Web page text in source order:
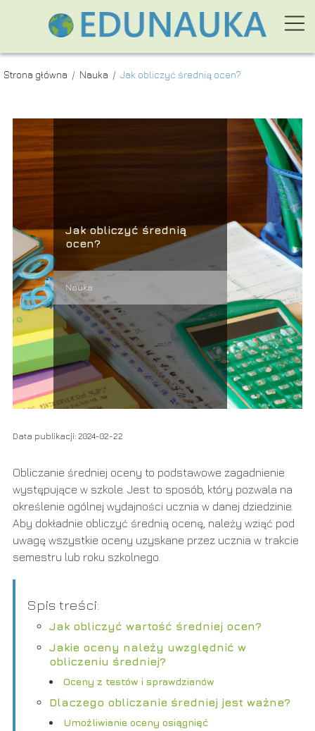
Strona główna / Nauka / Jak obliczyć średnią ocen?
Jak obliczyć średnią
ocen?
Nauka
Data publikacji: 2024-02-22
Obliczanie średniej oceny to podstawowe zagadnienie
występujące w szkole. Jest to sposób, który pozwala na
określenie ogólnej wydajności ucznia w danej dziedzinie.
Aby dokładnie obliczyć średnią ocenę, należy wziąć pod
uwagę wszystkie oceny uzyskane przez ucznia w trakcie
semestru lub roku szkolnego.
Spis treści:
Jak obliczyć wartość średniej ocen?
Jakie oceny należy uwzględnić w
obliczeniu średniej?
Oceny z testów i sprawdzianów
Dlaczego obliczanie średniej jest ważne?
Umożliwianie oceny osiągnięć